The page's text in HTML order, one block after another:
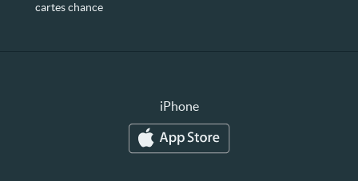
cartes chance
iPhone